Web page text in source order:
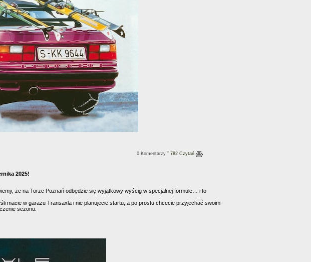
0 Komentarzy ˇ 782 Czytań
2025!
że na Torze Poznań odbędzie się wyjątkowy wyścig w specjalnej formule… i to
macie w garażu Transaxla i nie planujecie startu, a po prostu chcecie przyjechać swoim
sezonu.